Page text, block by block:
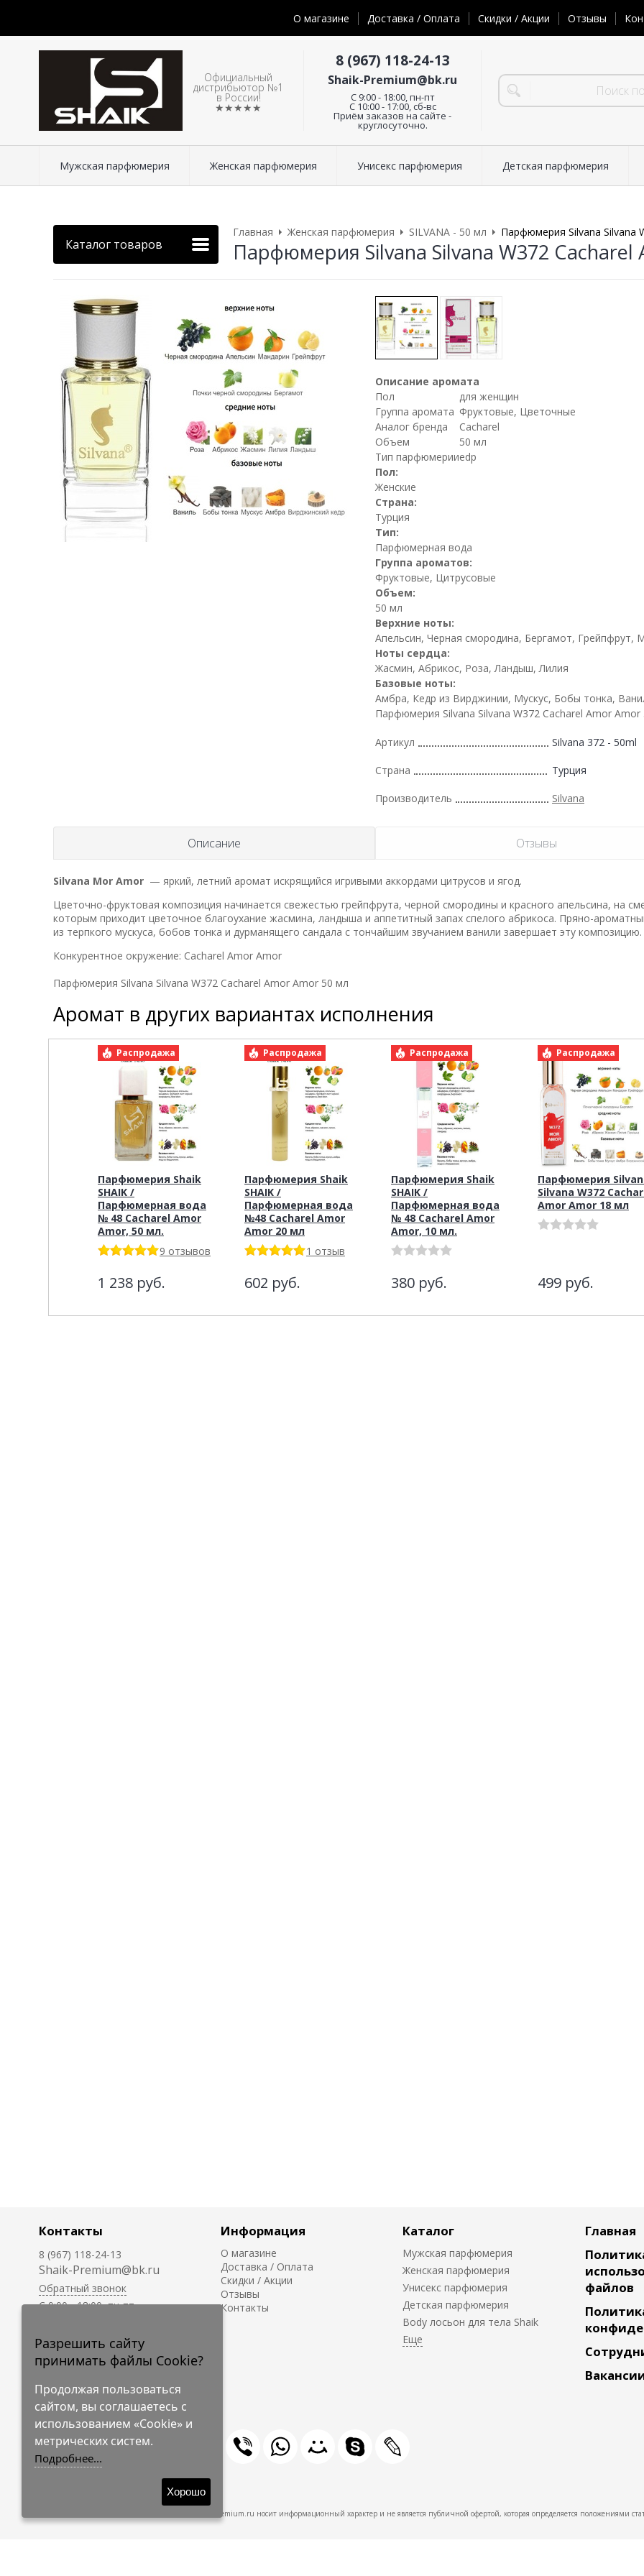
О магазине Доставка / Оплата Скидки / Акции Отзывы
Официальный
дистрибьютор №1
в России!
★★★★★
8 (967) 118-24-13
Shaik-Premium@bk.ru
C 9:00 - 18:00, пн-пт
С 10:00 - 17:00, сб-вс
Приём заказов на сайте -
круглосуточно.
Мужская парфюмерия Женская парфюмерия Унисекс парфюмерия Детская парфюмерия
Каталог товаров
Главная Женская парфюмерия SILVANA - 50 мл Парфюмерия Silvana Silvana
Парфюмерия Silvana Silvana W372 Cacharel
Описание аромата
Пол
для женщин
Группа аромата Фруктовые, Цветочные
Аналог бренда
Cacharel
Объем
50 мл
Тип парфюмерииedp
Пол:
Женские
Страна:
Турция
Тип:
Парфюмерная вода
Группа ароматов:
Фруктовые, Цитрусовые
Объем:
50 мл
Верхние ноты:
Апельсин, Черная смородина, Бергамот, Грейпфрут,
Ноты сердца:
Жасмин, Абрикос, Роза, Ландыш, Лилия
Базовые ноты:
Амбра, Кедр из Вирджинии, Мускус, Бобы тонка,
Парфюмерия Silvana Silvana W372 Cacharel Amor
Артикул Silvana 372 - 50ml
Страна Турция
Производитель Silvana
Описание Отзывы
Silvana Mor Amor — яркий, летний аромат искрящийся игривыми аккордами цитрусов и ягод.
Цветочно-фруктовая композиция начинается свежестью грейпфрута, черной смородины и красного апельсина, на
которым приходит цветочное благоухание жасмина, ландыша и аппетитный запах спелого абрикоса. Пряно-
из терпкого мускуса, бобов тонка и дурманящего сандала с тончайшим звучанием ванили завершает эту композицию.
Конкурентное окружение: Cacharel Amor Amor
Парфюмерия Silvana Silvana W372 Cacharel Amor Amor 50 мл
Аромат в других вариантах исполнения
Распродажа
Парфюмерия Shaik
SHAIK /
Парфюмерная вода
№ 48 Cacharel Amor
Amor, 50 мл.
9 отзывов
1 238 руб.
Распродажа
Парфюмерия Shaik
SHAIK /
Парфюмерная вода
№48 Cacharel Amor
Amor 20 мл
1 отзыв
602 руб.
Распродажа
Парфюмерия Shaik
SHAIK /
Парфюмерная вода
№ 48 Cacharel Amor
Amor, 10 мл.
380 руб.
Распродажа
Парфюмерия
Silvana W372
Amor Amor 18 мл
499 руб.
Контакты
8 (967) 118-24-13
Shaik-Premium@bk.ru
Обратный звонок
C 9:00 - 18:00, пн-пт
круглосуточно.
Информация
О магазине
Доставка / Оплата
Скидки / Акции
Отзывы
Контакты
Каталог
Мужская парфюмерия
Женская парфюмерия
Унисекс парфюмерия
Детская парфюмерия
Body лосьон для тела Shaik
Главная
файлов
© 2009-2026 Shaik-Premium
Shaik-Premium.ru носит информационный характер и не является публичной офертой, которая определяется положениями
Разрешить сайту
принимать файлы Cookie?
Продолжая пользоваться
сайтом, вы соглашаетесь с
использованием «Cookie» и
метрических систем.
Подробнее...
Хорошо